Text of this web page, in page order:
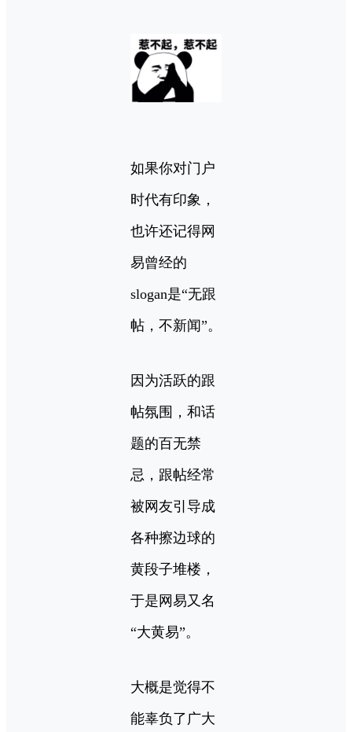
如果你对门户
时代有印象，
也许还记得网
易曾经的
slogan是“无跟
帖，不新闻”。
因为活跃的跟
帖氛围，和话
题的百无禁
忌，跟帖经常
被网友引导成
各种擦边球的
黄段子堆楼，
于是网易又名
“大黄易”。
大概是觉得不
能辜负了广大